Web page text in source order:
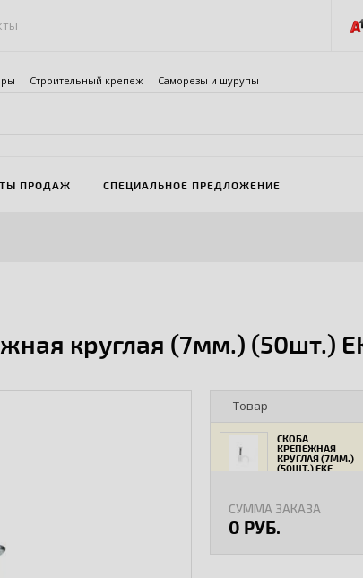
Строительный крепеж Саморезы и шурупы
ПРОДАЖ СПЕЦИАЛЬНОЕ ПРЕДЛОЖЕНИЕ
круглая (7мм.) (50шт.)
Товар
СКОБА
КРЕПЕЖНАЯ
КРУГЛАЯ (7ММ.)
(50ШТ.) EKF
СУММА ЗАКАЗА
0 РУБ.